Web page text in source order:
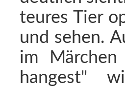
teures Tier
und sehen.
im Märchen
hangest"